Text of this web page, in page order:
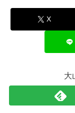
X
大